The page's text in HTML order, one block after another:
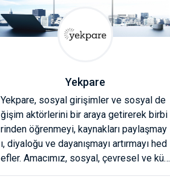
Yekpare
Yekpare, sosyal girişimler ve sosyal de
ğişim aktörlerini bir araya getirerek birbi
rinden öğrenmeyi, kaynakları paylaşmay
ı, diyaloğu ve dayanışmayı artırmayı hed
efler. Amacımız, sosyal, çevresel ve kült
ürel meseleler için çalışanların güvene d